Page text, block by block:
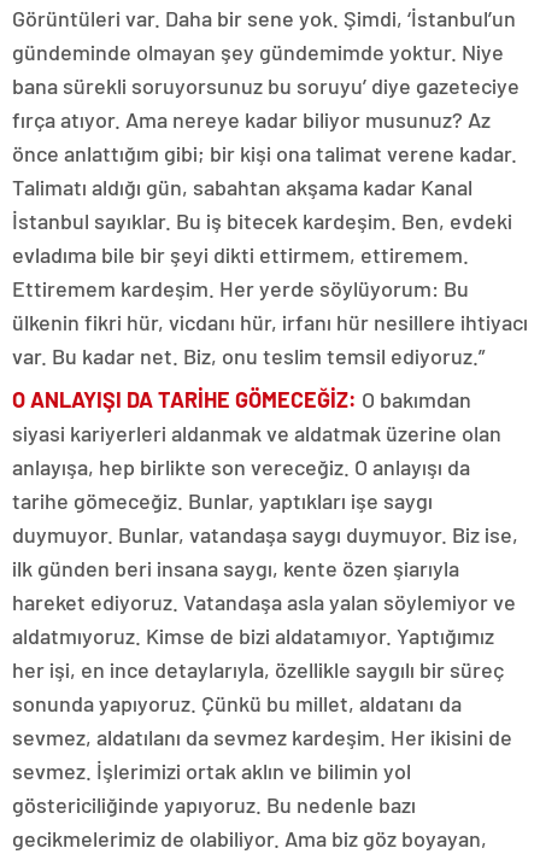
Görüntüleri var. Daha bir sene yok. Şimdi, ‘İstanbul’un
gündeminde olmayan şey gündemimde yoktur. Niye
bana sürekli soruyorsunuz bu soruyu’ diye gazeteciye
fırça atıyor. Ama nereye kadar biliyor musunuz? Az
önce anlattığım gibi; bir kişi ona talimat verene kadar.
Talimatı aldığı gün, sabahtan akşama kadar Kanal
İstanbul sayıklar. Bu iş bitecek kardeşim. Ben, evdeki
evladıma bile bir şeyi dikti ettirmem, ettiremem.
Ettiremem kardeşim. Her yerde söylüyorum: Bu
ülkenin fikri hür, vicdanı hür, irfanı hür nesillere ihtiyacı
var. Bu kadar net. Biz, onu teslim temsil ediyoruz.”
O ANLAYIŞI DA TARİHE GÖMECEĞİZ: O bakımdan
siyasi kariyerleri aldanmak ve aldatmak üzerine olan
anlayışa, hep birlikte son vereceğiz. O anlayışı da
tarihe gömeceğiz. Bunlar, yaptıkları işe saygı
duymuyor. Bunlar, vatandaşa saygı duymuyor. Biz ise,
ilk günden beri insana saygı, kente özen şiarıyla
hareket ediyoruz. Vatandaşa asla yalan söylemiyor ve
aldatmıyoruz. Kimse de bizi aldatamıyor. Yaptığımız
her işi, en ince detaylarıyla, özellikle saygılı bir süreç
sonunda yapıyoruz. Çünkü bu millet, aldatanı da
sevmez, aldatılanı da sevmez kardeşim. Her ikisini de
sevmez. İşlerimizi ortak aklın ve bilimin yol
göstericiliğinde yapıyoruz. Bu nedenle bazı
gecikmelerimiz de olabiliyor. Ama biz göz boyayan,